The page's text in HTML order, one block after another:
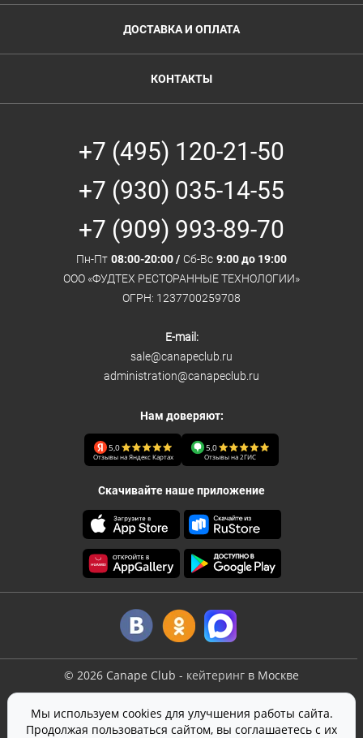
ДОСТАВКА И ОПЛАТА
КОНТАКТЫ
+7 (495) 120-21-50
+7 (930) 035-14-55
+7 (909) 993-89-70
Пн-Пт 08:00-20:00 / Сб-Вс 9:00 до 19:00
ООО «ФУДТЕХ РЕСТОРАННЫЕ ТЕХНОЛОГИИ»
ОГРН: 1237700259708
E-mail:
sale@canapeclub.ru
administration@canapeclub.ru
Нам доверяют:
5,0
Отзывы на Яндекс Картах
5,0
Отзывы на 2ГИС
Скачивайте наше приложение
© 2026 Canape Club - кейтеринг в Москве
Политика конфиденциальности
Согласие на обработку персональных данных
Мы используем cookies для улучшения работы сайта.
Продолжая пользоваться сайтом, вы соглашаетесь с их